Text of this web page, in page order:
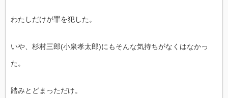
わたしだけが罪を犯した。
いや、杉村三郎(小泉孝太郎)にもそんな気持ちがなくはなかっ
た。
踏みとどまっただけ。